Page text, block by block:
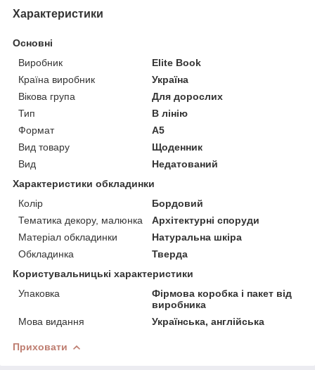
Характеристики
Основні
Виробник
Elite Book
Країна виробник
Україна
Вікова група
Для дорослих
Тип
В лінію
Формат
A5
Вид товару
Щоденник
Вид
Недатований
Характеристики обкладинки
Колір
Бордовий
Тематика декору, малюнка
Архітектурні споруди
Матеріал обкладинки
Натуральна шкіра
Обкладинка
Тверда
Користувальницькі характеристики
Упаковка
Фірмова коробка і пакет від
виробника
Мова видання
Українська, англійська
Приховати